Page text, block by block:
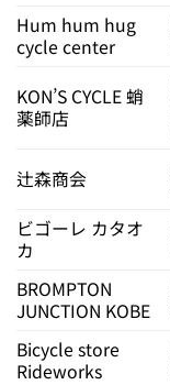
Hum hum hug
cycle center
KON’S CYCLE 蛸
薬師店
辻森商会
ビゴーレ カタオ
カ
BROMPTON
JUNCTION KOBE
Bicycle store
Rideworks